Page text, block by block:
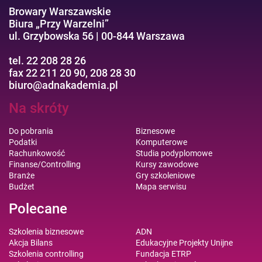
Browary Warszawskie
Biura „Przy Warzelni”
ul. Grzybowska 56 | 00-844 Warszawa
tel. 22 208 28 26
fax 22 211 20 90, 208 28 30
biuro@adnakademia.pl
Na skróty
Do pobrania
Podatki
Rachunkowość
Finanse/Controlling
Branże
Budżet
Biznesowe
Komputerowe
Studia podyplomowe
Kursy zawodowe
Gry szkoleniowe
Mapa serwisu
Polecane
Szkolenia biznesowe
Akcja Bilans
Szkolenia controlling
ADN
Edukacyjne Projekty Unijne
Fundacja ETRP